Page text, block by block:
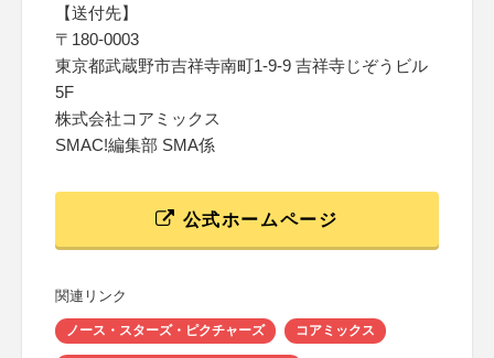
【送付先】
〒180-0003
東京都武蔵野市吉祥寺南町1-9-9 吉祥寺じぞうビル
5F
株式会社コアミックス
SMAC!編集部 SMA係
公式ホームページ
関連リンク
ノース・スターズ・ピクチャーズ コアミックス